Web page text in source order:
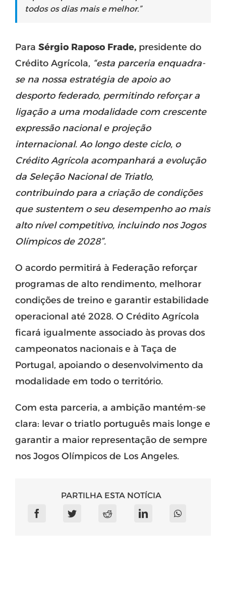
todos os dias mais e melhor.”
Para Sérgio Raposo Frade, presidente do
Crédito Agrícola, “esta parceria enquadra-
se na nossa estratégia de apoio ao
desporto federado, permitindo reforçar a
ligação a uma modalidade com crescente
expressão nacional e projeção
internacional. Ao longo deste ciclo, o
Crédito Agrícola acompanhará a evolução
da Seleção Nacional de Triatlo,
contribuindo para a criação de condições
que sustentem o seu desempenho ao mais
alto nível competitivo, incluindo nos Jogos
Olímpicos de 2028”.
O acordo permitirá à Federação reforçar
programas de alto rendimento, melhorar
condições de treino e garantir estabilidade
operacional até 2028. O Crédito Agrícola
ficará igualmente associado às provas dos
campeonatos nacionais e à Taça de
Portugal, apoiando o desenvolvimento da
modalidade em todo o território.
Com esta parceria, a ambição mantém-se
clara: levar o triatlo português mais longe e
garantir a maior representação de sempre
nos Jogos Olímpicos de Los Angeles.
PARTILHA ESTA NOTÍCIA